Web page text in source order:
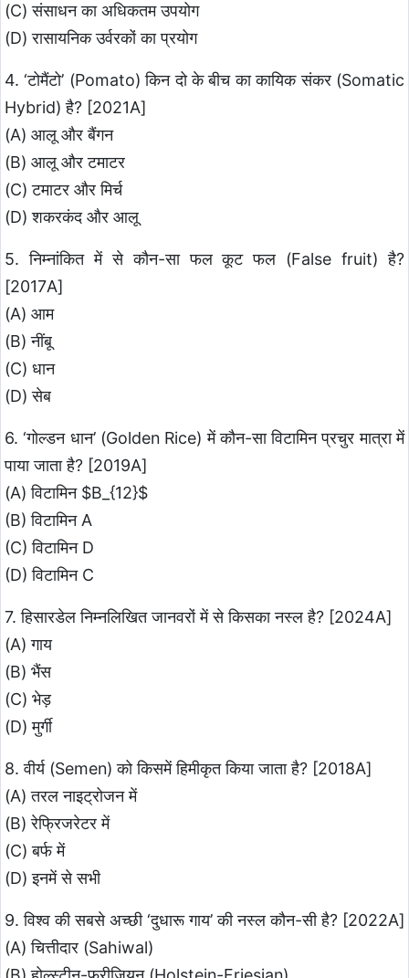
(C) संसाधन का अधिकतम उपयोग
(D) रासायनिक उर्वरकों का प्रयोग
4. ‘टोमैंटो’ (Pomato) किन दो के बीच का कायिक संकर (Somatic
Hybrid) है? [2021A]
(A) आलू और बैंगन
(B) आलू और टमाटर
(C) टमाटर और मिर्च
(D) शकरकंद और आलू
5. निम्नांकित में से कौन-सा फल कूट फल (False fruit) है?
[2017A]
(A) आम
(B) नींबू
(C) धान
(D) सेब
6. ‘गोल्डन धान’ (Golden Rice) में कौन-सा विटामिन प्रचुर मात्रा में
पाया जाता है? [2019A]
(A) विटामिन $B_{12}$
(B) विटामिन A
(C) विटामिन D
(D) विटामिन C
7. हिसारडेल निम्नलिखित जानवरों में से किसका नस्ल है? [2024A]
(A) गाय
(B) भैंस
(C) भेड़
(D) मुर्गी
8. वीर्य (Semen) को किसमें हिमीकृत किया जाता है? [2018A]
(A) तरल नाइट्रोजन में
(B) रेफ्रिजरेटर में
(C) बर्फ में
(D) इनमें से सभी
9. विश्व की सबसे अच्छी ‘दुधारू गाय’ की नस्ल कौन-सी है? [2022A]
(A) चित्तीदार (Sahiwal)